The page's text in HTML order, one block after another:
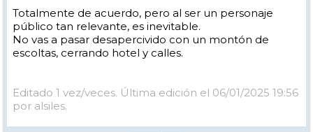
Totalmente de acuerdo, pero al ser un personaje
público tan relevante, es inevitable.
No vas a pasar desapercivido con un montón de
escoltas, cerrando hotel y calles.
Editado 1 vez/veces. Última edición el 06/01/2025 19:56
por alsiles.